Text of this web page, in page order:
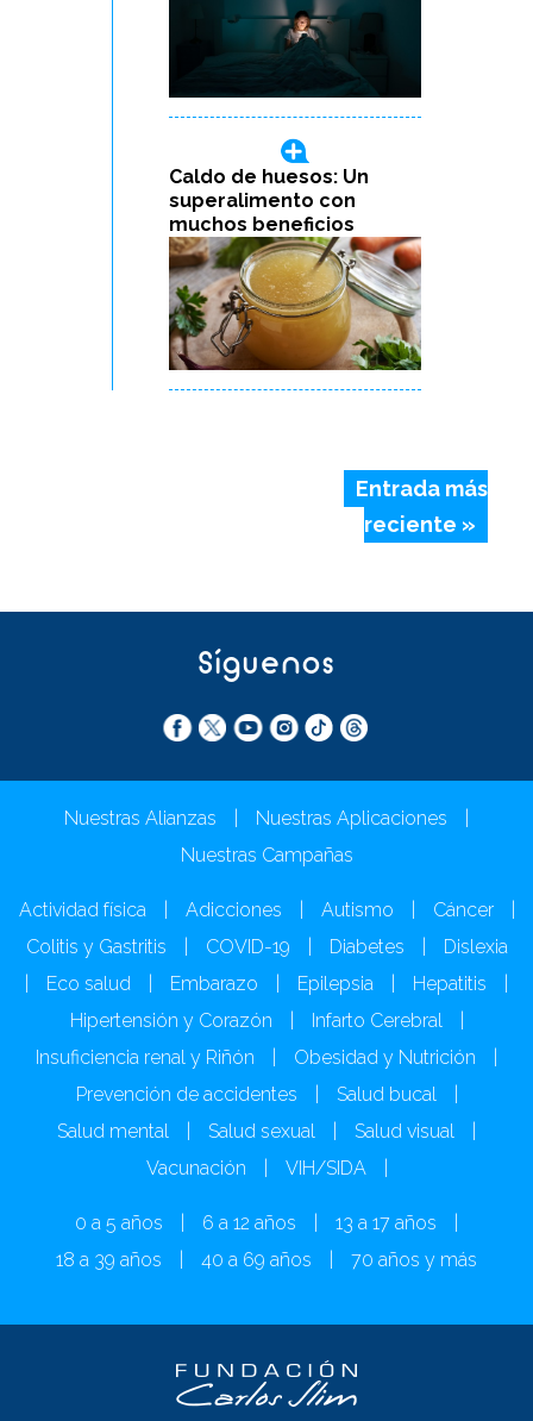
Caldo de huesos: Un
superalimento con
muchos beneficios
Entrada más
reciente »
Síguenos
Nuestras Alianzas Nuestras Aplicaciones
Nuestras Campañas
Actividad física Adicciones Autismo Cáncer
Colitis y Gastritis
COVID-19 Diabetes
Dislexia
Eco salud Embarazo Epilepsia Hepatitis
Hipertensión y Corazón
Infarto Cerebral
Insuficiencia renal y Riñón
Obesidad y Nutrición
Prevención de accidentes
Salud bucal
Salud mental
Salud sexual Salud visual
Vacunación
VIH/SIDA
0 a 5 años 6 a 12 años 13 a 17 años
18 a 39 años
40 a 69 años 70 años y más